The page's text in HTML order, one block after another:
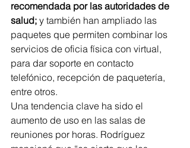
recomendada por las autoridades de
salud; y también han ampliado las
paquetes que permiten combinar los
servicios de oficia física con virtual,
para dar soporte en contacto
telefónico, recepción de paquetería,
entre otros.
Una tendencia clave ha sido el
aumento de uso en las salas de
reuniones por horas. Rodríguez